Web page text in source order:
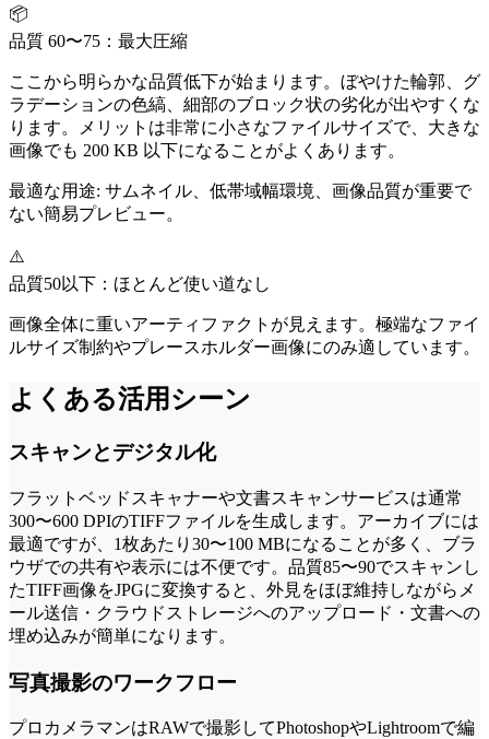
📦
品質 60〜75：最大圧縮
ここから明らかな品質低下が始まります。ぼやけた輪郭、グ
ラデーションの色縞、細部のブロック状の劣化が出やすくな
ります。メリットは非常に小さなファイルサイズで、大きな
画像でも 200 KB 以下になることがよくあります。
最適な用途: サムネイル、低帯域幅環境、画像品質が重要で
ない簡易プレビュー。
⚠️
品質50以下：ほとんど使い道なし
画像全体に重いアーティファクトが見えます。極端なファイ
ルサイズ制約やプレースホルダー画像にのみ適しています。
よくある活用シーン
スキャンとデジタル化
フラットベッドスキャナーや文書スキャンサービスは通常
300〜600 DPIのTIFFファイルを生成します。アーカイブには
最適ですが、1枚あたり30〜100 MBになることが多く、ブラ
ウザでの共有や表示には不便です。品質85〜90でスキャンし
たTIFF画像をJPGに変換すると、外見をほぼ維持しながらメ
ール送信・クラウドストレージへのアップロード・文書への
埋め込みが簡単になります。
写真撮影のワークフロー
プロカメラマンはRAWで撮影してPhotoshopやLightroomで編